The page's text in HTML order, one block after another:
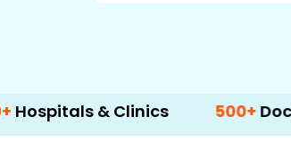
& Clinics 500+ Doctors &